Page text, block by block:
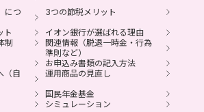
、みずほ銀行の委託によりイオン銀行
定拠出年金プランです。
につ
3つの節税メリット
ト
イオン銀行が選ばれる理由
制
関連情報（脱退一時金・行為
準則など）
お申込み書類の記入方法
（自
運用商品の見直し
国民年金基金
シミュレーション